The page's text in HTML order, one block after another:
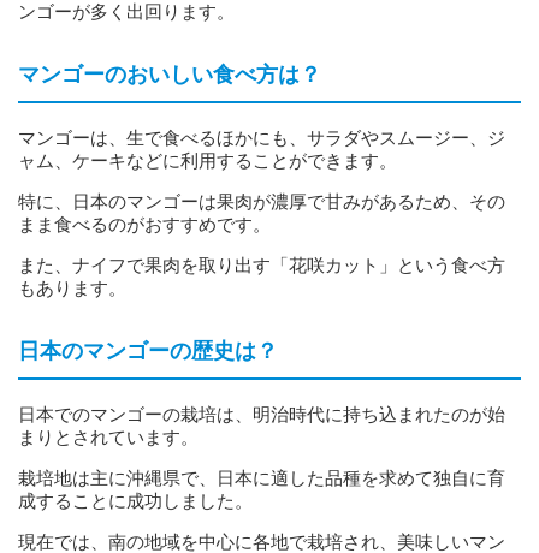
ンゴーが多く出回ります。
マンゴーのおいしい食べ方は？
マンゴーは、生で食べるほかにも、サラダやスムージー、ジ
ャム、ケーキなどに利用することができます。
特に、日本のマンゴーは果肉が濃厚で甘みがあるため、その
まま食べるのがおすすめです。
また、ナイフで果肉を取り出す「花咲カット」という食べ方
もあります。
日本のマンゴーの歴史は？
日本でのマンゴーの栽培は、明治時代に持ち込まれたのが始
まりとされています。
栽培地は主に沖縄県で、日本に適した品種を求めて独自に育
成することに成功しました。
現在では、南の地域を中心に各地で栽培され、美味しいマン